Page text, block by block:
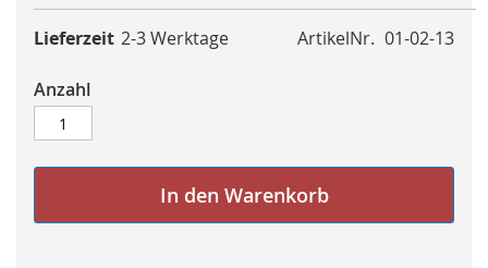
ArtikelNr. 01-02-13
Lieferzeit 2-3 Werktage
Anzahl
In den Warenkorb